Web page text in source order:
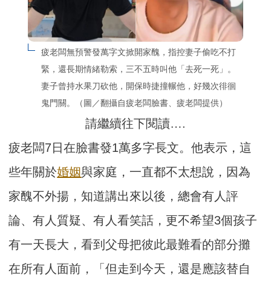
疲老闆無預警發萬字文掀開家醜，指控妻子偷吃不打
緊，還長期情緒勒索，三不五時叫他「去死一死」。
妻子曾持水果刀砍他，開保時捷撞輾他，好幾次徘徊
鬼門關。（圖／翻攝自疲老闆臉書、疲老闆提供）
請繼續往下閱讀….
疲老闆7日在臉書發1萬多字長文。他表示，這
些年關於婚姻與家庭，一直都不太想說，因為
家醜不外揚，知道講出來以後，總會有人評
論、有人質疑、有人看笑話，更不希望3個孩子
有一天長大，看到父母把彼此最難看的部分攤
在所有人面前，「但走到今天，還是應該替自